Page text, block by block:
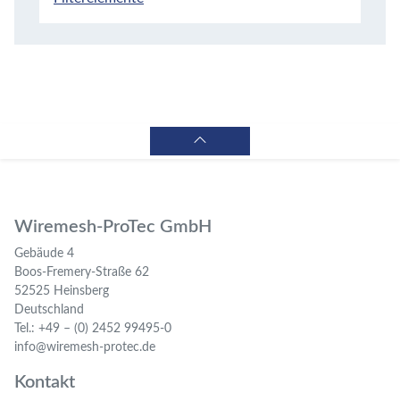
Wiremesh-ProTec GmbH
Gebäude 4
Boos-Fremery-Straße 62
52525 Heinsberg
Deutschland
Tel.: +49 – (0) 2452 99495-0
info@wiremesh-protec.de
Kontakt